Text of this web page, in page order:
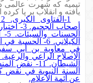
تیمیه که شهرت عالمی
یافته و انقلاب بر پا
عن أئمة الأعلام.